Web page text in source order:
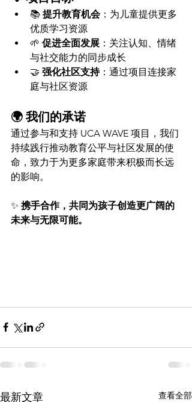
📚 提升教育机会：为儿童提供更多
优质学习资源
🌱 促进全面发展 ：关注认知、情绪
与社交能力的同步成长
🤝 强化社区支持：通过项目连接家
庭与社区资源
🌍 我们的承诺
通过参与和支持 UCA WAVE 项目，我们
持续践行推动教育公平与社区发展的使
命，致力于为更多家庭带来积极而长远
的影响。
✨ 携手合作，共同为孩子创造更广阔的
未来与无限可能。
最新文章 查看全部